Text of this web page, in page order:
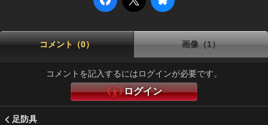
コメント（0） 画像（1）
コメントを記入するにはログインが必要です。
ログイン
足防具